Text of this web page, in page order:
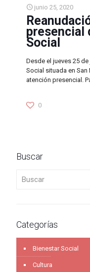
junio 25, 2020
presencial
Social
Desde el jueves 25
Social situada en
atención presencial.
0
Buscar
Categorías
Bienestar Social
Cultura